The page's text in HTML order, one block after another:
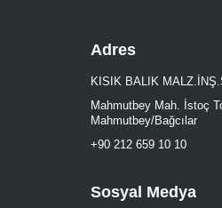
Adres
KISIK BALIK
Mahmutbey Mah. İstoç
Mahmutbey/Bağcılar
+90 212 659 10 10
Sosyal Medya